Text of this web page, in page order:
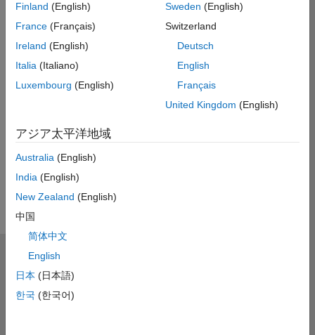
Yes
Supported Third-Party Compilers
See Supported Third-Party Compilers
View requirements for another product:
Finland (English)
France (Français)
Ireland (English)
Italia (Italiano)
Luxembourg (English)
Sweden (English)
Switzerland
Deutsch
English
Français
United Kingdom (English)
アジア太平洋地域
Australia (English)
India (English)
New Zealand (English)
中国
简体中文
English
日本 (日本語)
한국 (한국어)
MathWorks
Accelerating the pace of engineering and science
製品を見る